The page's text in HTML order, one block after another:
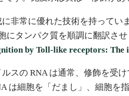
非常に優れた技術を持って
にタンパク質を順調に翻訳さ
by Toll-like receptors:
ルスの RNA は通常、修飾を受
は細胞を「だまし」、細胞